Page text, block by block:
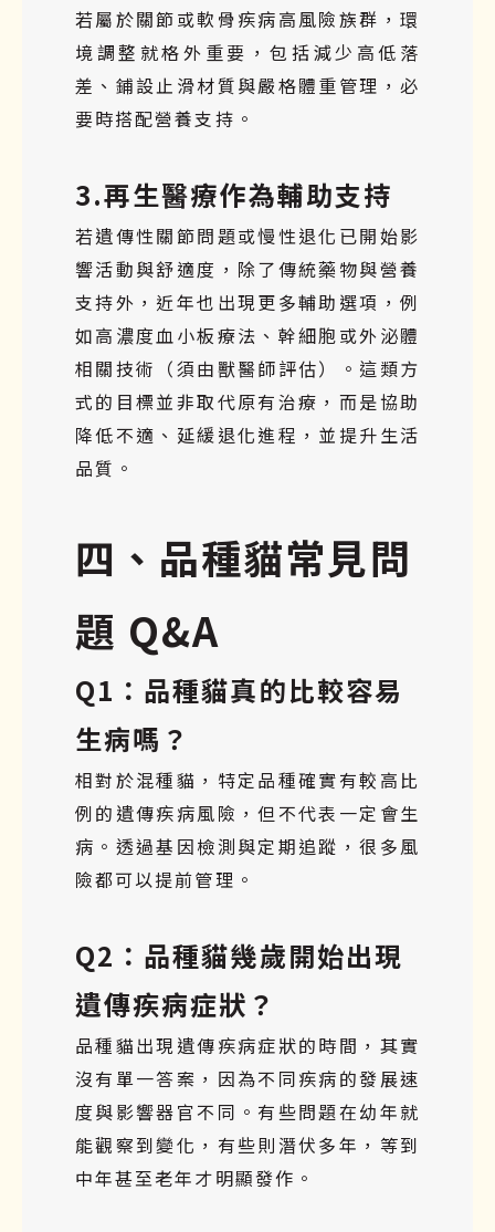
若屬於關節或軟骨疾病高風險族群，環
境調整就格外重要，包括減少高低落
差、鋪設止滑材質與嚴格體重管理，必
要時搭配營養支持。
3.再生醫療作為輔助支持
若遺傳性關節問題或慢性退化已開始影
響活動與舒適度，除了傳統藥物與營養
支持外，近年也出現更多輔助選項，例
如高濃度血小板療法、幹細胞或外泌體
相關技術（須由獸醫師評估）。這類方
式的目標並非取代原有治療，而是協助
降低不適、延緩退化進程，並提升生活
品質。
四、品種貓常見問
題 Q&A
Q1：品種貓真的比較容易
生病嗎？
相對於混種貓，特定品種確實有較高比
例的遺傳疾病風險，但不代表一定會生
病。透過基因檢測與定期追蹤，很多風
險都可以提前管理。
Q2：品種貓幾歲開始出現
遺傳疾病症狀？
品種貓出現遺傳疾病症狀的時間，其實
沒有單一答案，因為不同疾病的發展速
度與影響器官不同。有些問題在幼年就
能觀察到變化，有些則潛伏多年，等到
中年甚至老年才明顯發作。